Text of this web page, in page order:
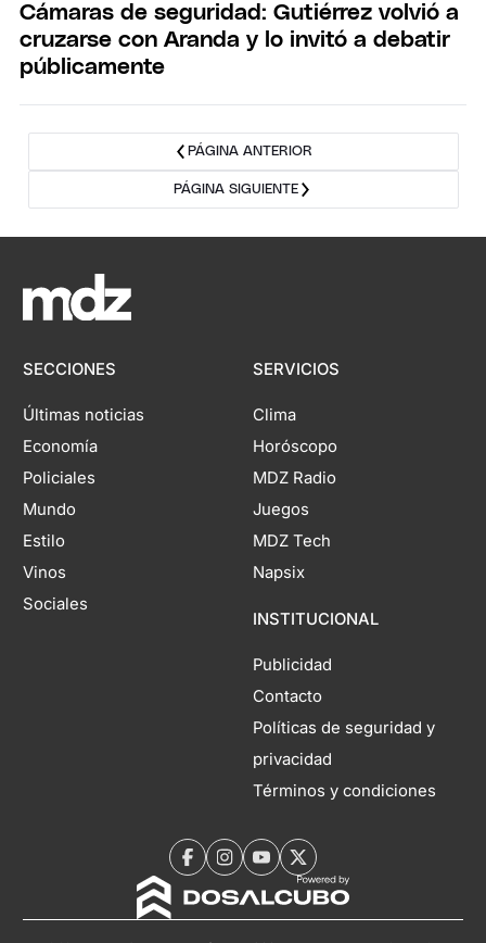
Cámaras de seguridad: Gutiérrez volvió a
cruzarse con Aranda y lo invitó a debatir
públicamente
PÁGINA ANTERIOR
PÁGINA SIGUIENTE
SECCIONES
Últimas noticias
Economía
Policiales
Mundo
Estilo
Vinos
Sociales
SERVICIOS
Clima
Horóscopo
MDZ Radio
Juegos
MDZ Tech
Napsix
INSTITUCIONAL
Publicidad
Contacto
Políticas de seguridad y
privacidad
Términos y condiciones